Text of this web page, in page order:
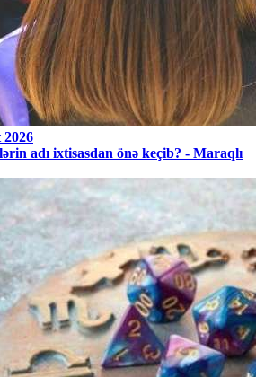
2026
adı ixtisasdan önə keçib? - Maraqlı